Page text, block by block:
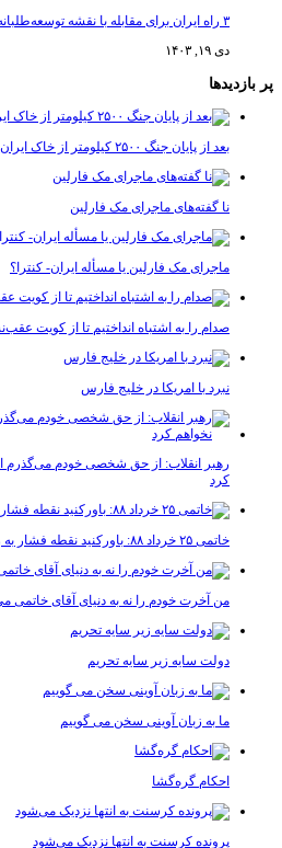
۳ راه ایران برای مقابله با نقشه توسعه‌طلبانه اردوغان
دی ۱۹, ۱۴۰۳
پر بازدیدها
بعد از پایان جنگ ۲۵۰۰ کیلومتر از خاک ایران در تصرف عراق بود
نا گفته‌های ماجرای مک فارلین
ماجرای مک فارلین یا مسأله ایران- کنترا؟
صدام را به اشتباه انداختیم تا از کویت
نبرد با امریکا در خلیج فارس
رهبر انقلاب: از حق شخصی خودم می‌گذرم
کرد
خاتمی ۲۵ خرداد ۸۸: باورکنید نقطه فشار به رهبری همین جاست!
من آخرت خودم را نه به دنیای آقای خاتمی
دولت سایه زیر سایه تحریم
ما به زبان آوینی سخن می گوییم
احکام گره‌گشا
پرونده کرسنت به انتها نزدیک می‌شود